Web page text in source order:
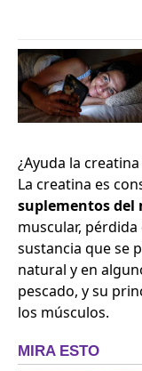
¿Ayuda la
La creatina es
suplementos del
muscular, pérdida
sustancia que se
natural y en
pescado, y su
los músculos.